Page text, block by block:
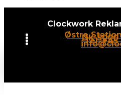
Clockwork
ØstreDK-5000
Tel: +45